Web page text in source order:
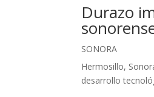
Durazo
SONORA
Hermosillo,
desarrollo